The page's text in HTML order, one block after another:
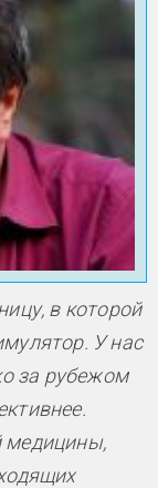
в которой
ятор. У нас
за рубежом
медицины,